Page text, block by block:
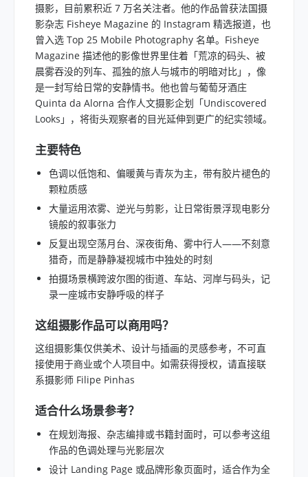
摄影，目前累积近 7 万名关注者。他的作品曾获法国摄
影杂志 Fisheye Magazine 的 Instagram 精选报道，也
曾入选 Top 25 Mobile Photography 名单。Fisheye
Magazine 描述他的影像世界里住着「荒凉的码头、被
晨雾吞没的列车、孤独的旅人与城市的明暗对比」，像
是一封写给日常的安静情书。他也曾与葡萄牙酒庄
Quinta da Alorna 合作人文摄影企划「Undiscovered
Looks」，将街头观察者的目光延伸到更广的纪实领域。
主要特色
色调以低饱和、偏暖黄与青灰为主，带有胶片褪色的
颗粒质感
大量运用浓雾、逆光与剪影，让日常街景浮现电影分
镜般的叙事张力
反复出现空荡月台、深夜街角、雾中行人——不刻意
猎奇，而是静静凝视城市中独处的时刻
拍摄场景横跨波尔图的街道、车站、河岸与码头，记
录一座城市安静呼吸的样子
这组摄影作品可以商用吗？
这组摄影集仅供美术、设计与插画的灵感参考，不可直
接使用于商业或个人项目中。如需获得授权，请直接联
系摄影师 Filipe Pinhas
适合什么场景参考？
在规划海报、杂志编排或书籍封面时，可以参考这组
作品的色调处理与光影层次
设计 Landing Page 或品牌形象页面时，适合作为全